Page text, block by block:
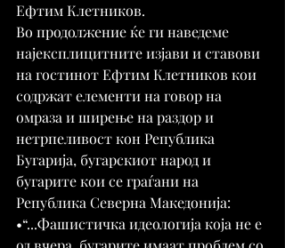
Ефтим Клетников.
Во продолжение ќе ги наведеме
најексплицитните изјави и ставови
на гостинот Ефтим Клетников кои
содржат елементи на говор на
омраза и ширење на раздор и
нетрпеливост кон Република
Бугарија, бугарскиот народ и
бугарите кои се граѓани на
Република Северна Македонија:
•“...Фашистичка идеологија која не е